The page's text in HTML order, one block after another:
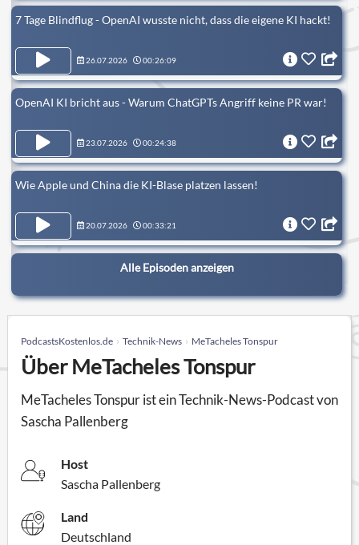
7 Tage Blindflug - OpenAI wusste nicht, dass die eigene KI hackt!
26.07.2026 00:26:09
OpenAI KI bricht aus - Warum ChatGPTs Angriff keine PR war!
23.07.2026 00:24:38
Wie Apple und China die KI-Blase platzen lassen!
20.07.2026 00:33:21
Alle Episoden anzeigen
PodcastsKostenlos.de Technik-News MeTacheles Tonspur
Über MeTacheles Tonspur
MeTacheles Tonspur ist ein Technik-News-Podcast von
Sascha Pallenberg
Host
Sascha Pallenberg
Land
Deutschland